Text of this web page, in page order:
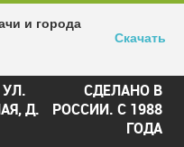
Д.
СДЕЛАНО В
РОССИИ. С 1988
ГОДА
и города
Скачать